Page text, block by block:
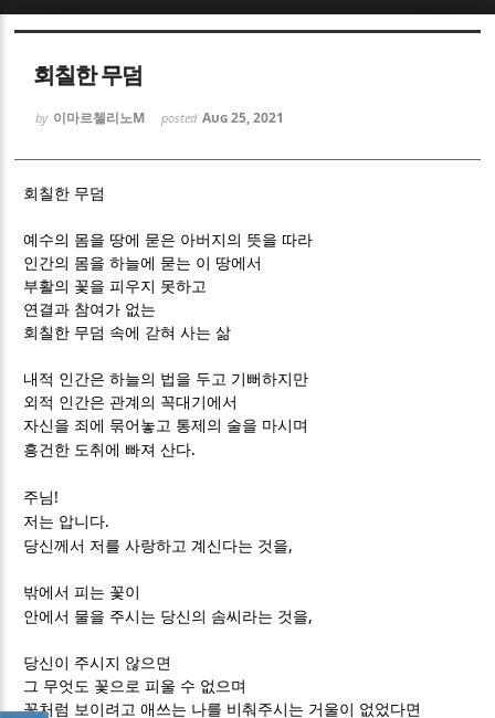
회칠한 무덤
by 이마르첼리노M posted Aug 25, 2021
회칠한 무덤
예수의 몸을 땅에 묻은 아버지의 뜻을 따라
인간의 몸을 하늘에 묻는 이 땅에서
부활의 꽃을 피우지 못하고
연결과 참여가 없는
회칠한 무덤 속에 갇혀 사는 삶
내적 인간은 하늘의 법을 두고 기뻐하지만
외적 인간은 관계의 꼭대기에서
자신을 죄에 묶어놓고 통제의 술을 마시며
흥건한 도취에 빠져 산다.
주님 !
저는 압니다.
당신께서 저를 사랑하고 계신다는 것을,
밖에서 피는 꽃이
안에서 물을 주시는 당신의 솜씨라는 것을,
당신이 주시지 않으면
그 무엇도 꽃으로 피울 수 없으며
꽃처럼 보이려고 애쓰는 나를 비춰주시는 거울이 없었다면
Sketchbook5, 스케치북5
Sketchbook5, 스케치북5
Sketchbook5, 스케치북5
Sketchbook5, 스케치북5